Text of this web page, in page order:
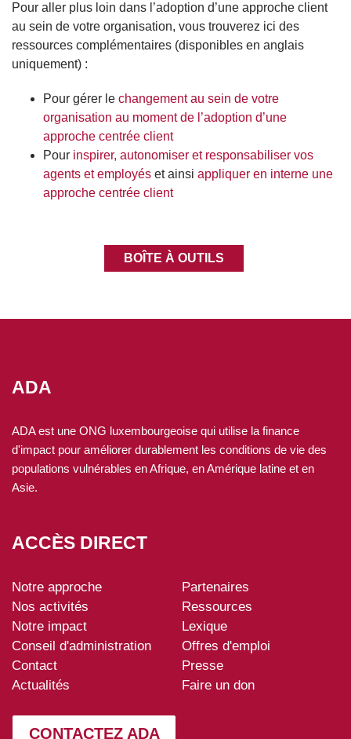
Pour aller plus loin dans l’adoption d’une approche client
au sein de votre organisation, vous trouverez ici des
ressources complémentaires (disponibles en anglais
uniquement) :
Pour gérer le changement au sein de votre
organisation au moment de l’adoption d’une
approche centrée client
Pour inspirer, autonomiser et responsabiliser vos
agents et employés et ainsi appliquer en interne une
approche centrée client
BOÎTE À OUTILS
ADA
ADA est une ONG luxembourgeoise qui utilise la finance
d'impact pour améliorer durablement les conditions de vie des
populations vulnérables en Afrique, en Amérique latine et en
Asie.
ACCÈS DIRECT
ADA-
footer
Notre approche
Nos activités
Notre impact
Conseil d'administration
Contact
Actualités
Partenaires
Ressources
Lexique
Offres d'emploi
Presse
Faire un don
CONTACTEZ ADA